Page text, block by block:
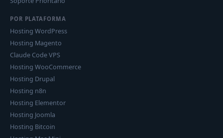
POR PLATAFORMA
Hosting WordPress
Hosting Magento
Claude Code VPS
Hosting WooCommerce
Hosting Drupal
Hosting n8n
Hosting Elementor
Hosting Joomla
Hosting Bitcoin